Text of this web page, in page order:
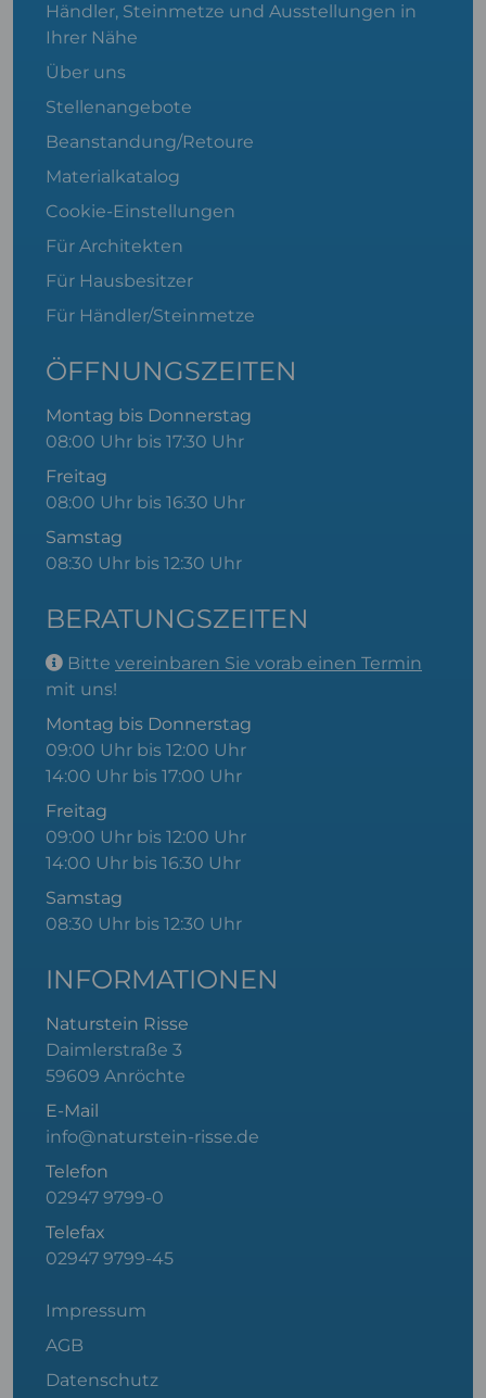
Händler, Steinmetze und Ausstellungen in
Ihrer Nähe
Über uns
Stellenangebote
Beanstandung/Retoure
Materialkatalog
Cookie-Einstellungen
Für Architekten
Für Hausbesitzer
Für Händler/Steinmetze
ÖFFNUNGSZEITEN
Montag bis Donnerstag
08:00 Uhr bis 17:30 Uhr
Freitag
08:00 Uhr bis 16:30 Uhr
Samstag
08:30 Uhr bis 12:30 Uhr
BERATUNGSZEITEN
Bitte vereinbaren Sie vorab einen Termin
mit uns!
Montag bis Donnerstag
09:00 Uhr bis 12:00 Uhr
14:00 Uhr bis 17:00 Uhr
Freitag
09:00 Uhr bis 12:00 Uhr
14:00 Uhr bis 16:30 Uhr
Samstag
08:30 Uhr bis 12:30 Uhr
INFORMATIONEN
Naturstein Risse
Daimlerstraße 3
59609 Anröchte
E-Mail
info@naturstein-risse.de
Telefon
02947 9799-0
Telefax
02947 9799-45
Impressum
AGB
Datenschutz